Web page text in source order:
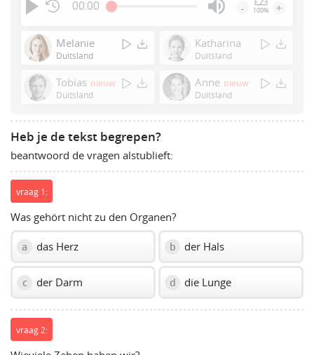
00:00
Enter
or
to
show
- 100% +
Melanie
Duitsland
Katharina
Duitsland
Tobias nieuw
Duitsland
Anne nieuw
Duitsland
Heb je de tekst begrepen?
beantwoord de vragen alstublieft:
vraag 1:
Was gehört nicht zu den Organen?
a das Herz b der Hals
c der Darm d die Lunge
vraag 2: